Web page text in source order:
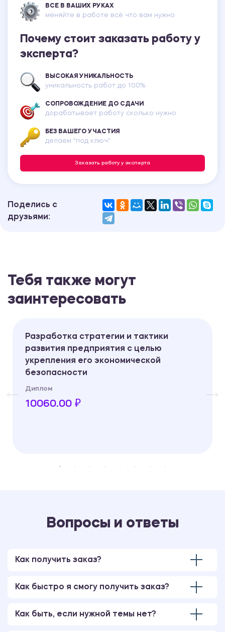
ВСЕ В ВАШИХ РУКАХ
меняйте в работе всё что вам нужно
Почему стоит заказать работу у
эксперта?
ВЫСОКАЯ УНИКАЛЬНОСТЬ
уникальность работ до 100%
СОПРОВОЖДЕНИЕ ДО СДАЧИ
дорабатывает работу сколько нужно
БЕЗ ВАШЕГО УЧАСТИЯ
делаем "под ключ"
Заказать работу у эксперта
Поделись с
друзьями:
Тебя также могут
заинтересовать
Разработка стратегии и тактики
развития предприятия с целью
укрепления его экономической
безопасности
Диплом
10060.00 ₽
Вопросы и ответы
Как получить заказ?
Как быстро я смогу получить заказ?
Как быть, если нужной темы нет?